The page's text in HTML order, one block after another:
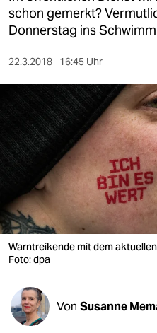
öko
gesellschaft
sport
berlin
nord
wahrheit
verlag
verlag
veranstaltungen
shop
schon gemerkt?
Donnerstag ins
22.3.2018 16:45 Uhr
Warntreikende mit dem
Foto: dpa
Von Susanne